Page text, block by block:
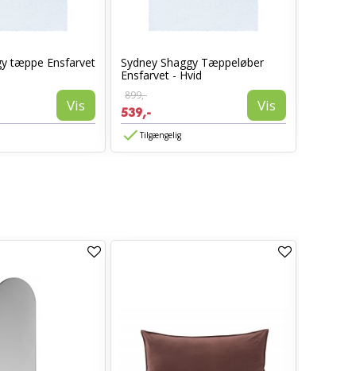
tæppe Ensfarvet
Vis
Sydney Shaggy Tæppeløber
Ensfarvet - Hvid
899,-
539,- Vis
Tilgængelig